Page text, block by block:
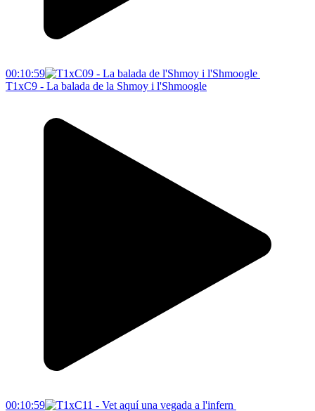
00:10:59
T1xC9 - La balada de la Shmoy i l'Shmoogle
00:10:59